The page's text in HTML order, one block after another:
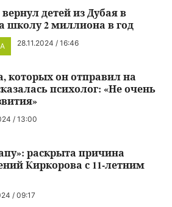
28.11.2024 / 16:46
детей из Дубая в
школу 2 миллиона в год
/ 13:00
которых он отправил на
психолог: «Не очень
/ 09:17
раскрыта причина
Киркорова с 11-летним